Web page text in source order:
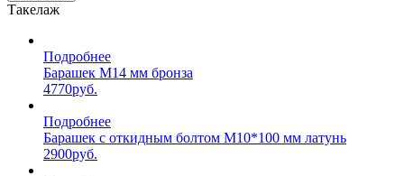
Такелаж
Подробнее
Барашек М14 мм бронза
4770руб.
Подробнее
Барашек с откидным болтом М10*100 мм латунь
2900руб.